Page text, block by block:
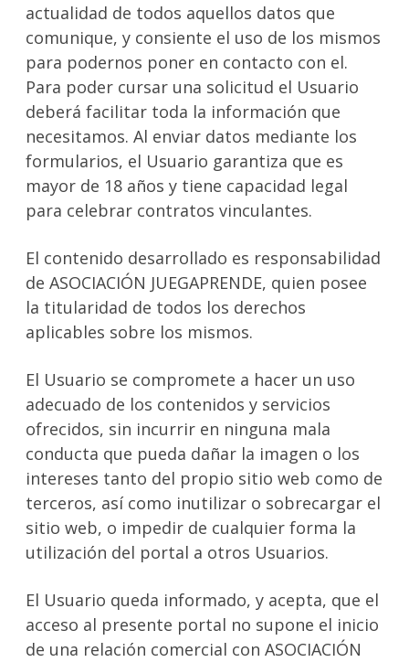
actualidad de todos aquellos datos que
comunique, y consiente el uso de los mismos
para podernos poner en contacto con el.
Para poder cursar una solicitud el Usuario
deberá facilitar toda la información que
necesitamos. Al enviar datos mediante los
formularios, el Usuario garantiza que es
mayor de 18 años y tiene capacidad legal
para celebrar contratos vinculantes.
El contenido desarrollado es responsabilidad
de ASOCIACIÓN JUEGAPRENDE, quien posee
la titularidad de todos los derechos
aplicables sobre los mismos.
El Usuario se compromete a hacer un uso
adecuado de los contenidos y servicios
ofrecidos, sin incurrir en ninguna mala
conducta que pueda dañar la imagen o los
intereses tanto del propio sitio web como de
terceros, así como inutilizar o sobrecargar el
sitio web, o impedir de cualquier forma la
utilización del portal a otros Usuarios.
El Usuario queda informado, y acepta, que el
acceso al presente portal no supone el inicio
de una relación comercial con ASOCIACIÓN